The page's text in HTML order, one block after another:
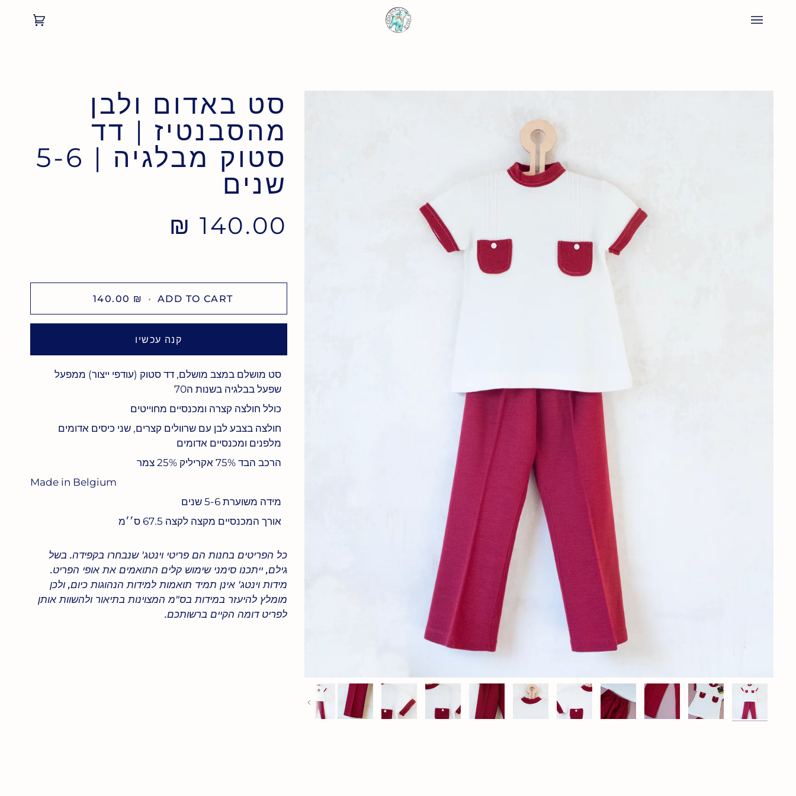
Cart
Previous
סט באדום ולבן
מהסבנטיז | דד
סטוק מבלגיה | 5-6
שנים
140.00 ₪
ADD TO CART
•
140.00 ₪
קנה עכשיו
סט מושלם במצב מושלם, דד סטוק (עודפי ייצור) ממפעל
שפעל בבלגיה בשנות ה70
כולל חולצה קצרה ומכנסיים מחוייטים
חולצה בצבע לבן עם שרוולים קצרים, שני כיסים אדומים
מלפנים ומכנסיים אדומים
הרכב הבד 75% אקריליק 25% צמר
Made in Belgium
מידה משוערת 5-6 שנים
אורך המכנסיים מקצה לקצה 67.5 ס׳׳מ
כל הפריטים בחנות הם פריטי וינטג' שנבחרו בקפידה. בשל
גילם, ייתכנו סימני שימוש קלים התואמים את אופי הפריט.
מידות וינטג' אינן תמיד תואמות למידות הנהוגות כיום, ולכן
מומלץ להיעזר במידות בס"מ המצוינות בתיאור ולהשוות אותן
לפריט דומה הקיים ברשותכם.